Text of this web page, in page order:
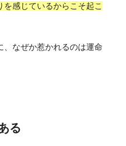
感じているからこそ起こ
、なぜか惹かれるのは運命
る